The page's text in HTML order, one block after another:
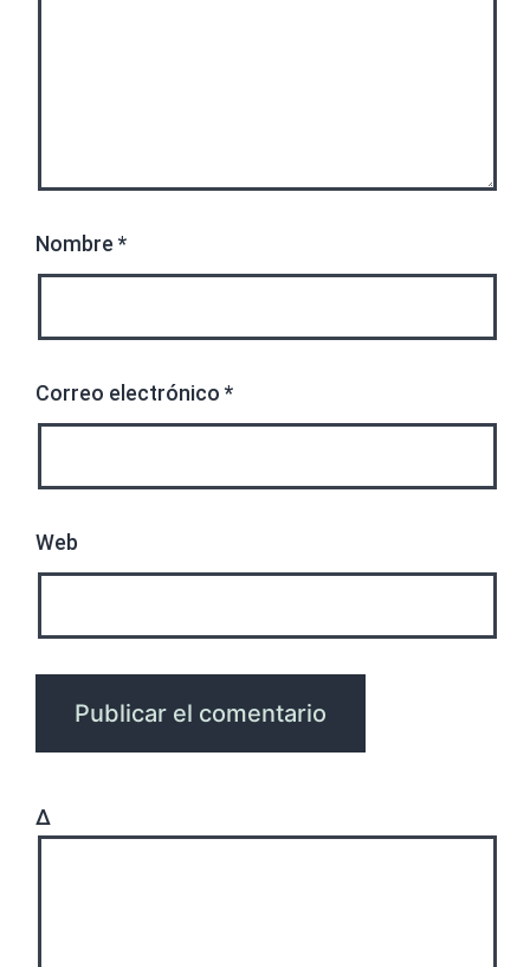
Nombre *
Correo electrónico *
Web
Δ